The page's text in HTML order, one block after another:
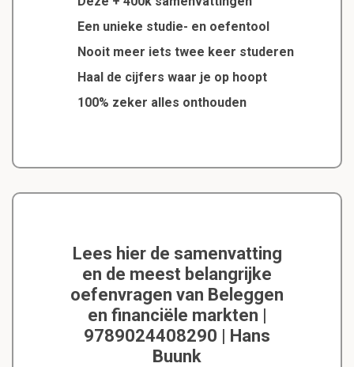
Een unieke studie- en oefentool
Nooit meer iets twee keer studeren
Haal de cijfers waar je op hoopt
100% zeker alles onthouden
Lees hier de samenvatting
en de meest belangrijke
oefenvragen van Beleggen
en financiële markten |
9789024408290 | Hans
Buunk